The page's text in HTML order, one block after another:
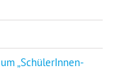
„SchülerInnen-